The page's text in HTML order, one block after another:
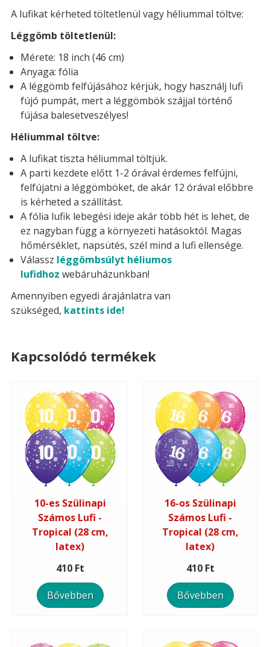
A lufikat kérheted töltetlenül vagy héliummal töltve:
Léggömb töltetlenül:
Mérete: 18 inch (46 cm)
Anyaga: fólia
A léggömb felfújásához kérjük, hogy használj lufi
fújó pumpát, mert a léggömbök szájjal történő
fújása balesetveszélyes!
Héliummal töltve:
A lufikat tiszta héliummal töltjük.
A parti kezdete előtt 1-2 órával érdemes felfújni,
felfújatni a léggömböket, de akár 12 órával előbbre
is kérheted a szállítást.
A fólia lufik lebegési ideje akár több hét is lehet, de
ez nagyban függ a környezeti hatásoktól. Magas
hőmérséklet, napsütés, szél mind a lufi ellensége.
Válassz léggömbsúlyt héliumos
lufidhoz webáruházunkban!
Amennyiben egyedi árajánlatra van
szükséged, kattints ide!
Kapcsolódó termékek
10-es Szülinapi
Számos Lufi -
Tropical (28 cm,
latex)
410 Ft
Bővebben
16-os Szülinapi
Számos Lufi -
Tropical (28 cm,
latex)
410 Ft
Bővebben